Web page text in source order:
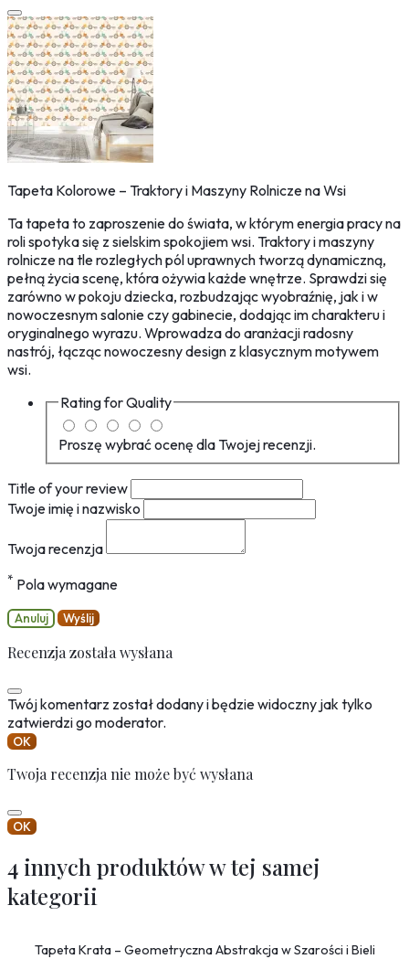
Tapeta Kolorowe – Traktory i Maszyny Rolnicze na Wsi
Ta tapeta to zaproszenie do świata, w którym energia pracy na
roli spotyka się z sielskim spokojiem wsi. Traktory i maszyny
rolnicze na tle rozległych pól uprawnych tworzą dynamiczną,
pełną życia scenę, która ożywia każde wnętrze. Sprawdzi się
zarówno w pokoju dziecka, rozbudzając wyobraźnię, jak i w
nowoczesnym salonie czy gabinecie, dodając im charakteru i
oryginalnego wyrazu. Wprowadza do aranżacji radosny
nastrój, łącząc nowoczesny design z klasycznym motywem
wsi.
Rating forQuality
Proszę wybrać ocenę dla Twojej recenzji.
Title of your review
Twoje imię i nazwisko
Twoja recenzja
* Pola wymagane
Anuluj Wyślij
Recenzja została wysłana
Twój komentarz został dodany i będzie widoczny jak tylko
zatwierdzi go moderator.
OK
Twoja recenzja nie może być wysłana
OK
4 innych produktów w tej samej
kategorii
Tapeta Krata – Geometryczna Abstrakcja w Szarości i Bieli